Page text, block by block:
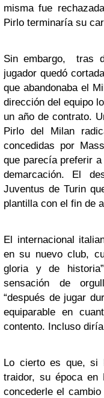
misma fue
Pirlo terminaría su
Sin embargo, tras
jugador quedó
que abandonaba el
dirección del equipo
un año de contrato.
Pirlo del Milan
concedidas por
que parecía preferir
demarcación. El
Juventus de Turin
plantilla con el fin de
El internacional
en su nuevo club,
gloria y de
sensación de
“después de jugar
equiparable en
contento. Incluso
Lo cierto es que, si
traidor, su época en
concederle el